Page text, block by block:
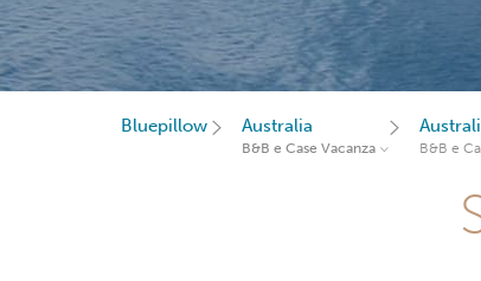
Bluepillow Australia
B&B e Case Vacanza B&B e